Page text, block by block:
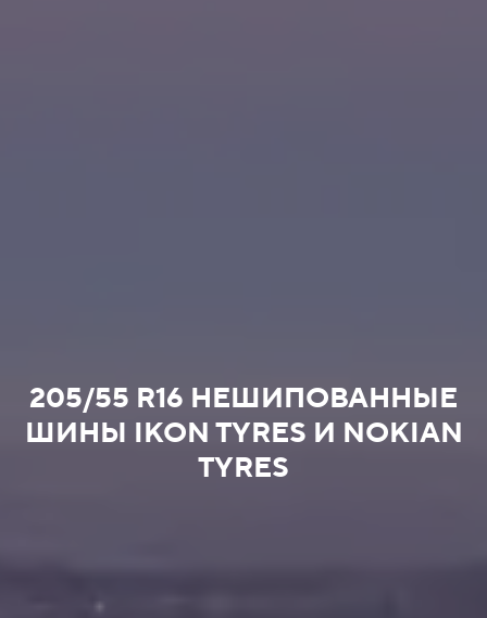
205/55 R16 НЕШИПОВАННЫЕ
ШИНЫ IKON TYRES И NOKIAN
TYRES